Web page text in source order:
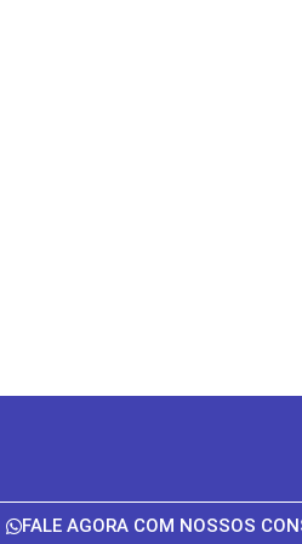
FALE AGORA COM NOSSOS